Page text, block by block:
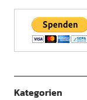
Kategorien